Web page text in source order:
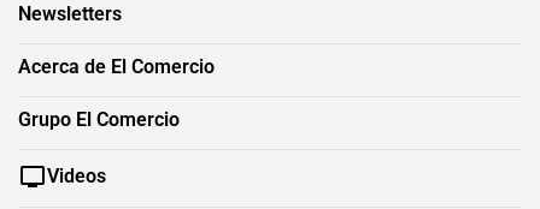
Newsletters
Acerca de El Comercio
Grupo El Comercio
Videos